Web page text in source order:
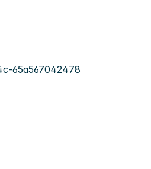
65a567042478